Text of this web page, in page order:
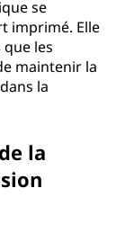
se
imprimé. Elle
les
maintenir la
la
la